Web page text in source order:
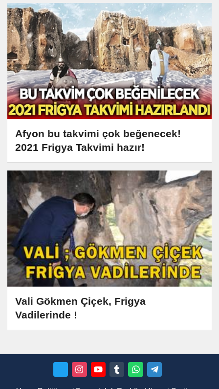
Afyon bu takvimi çok beğenecek!
2021 Frigya Takvimi hazır!
Vali Gökmen Çiçek, Frigya
Vadilerinde !